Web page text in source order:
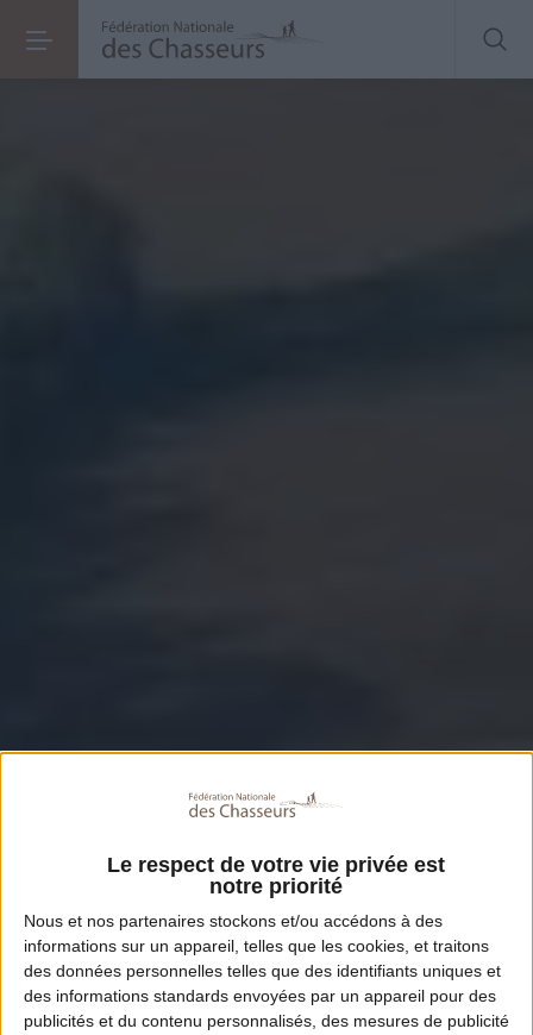
Le respect de votre vie privée est
notre priorité
Nous et nos partenaires stockons et/ou accédons à des
informations sur un appareil, telles que les cookies, et traitons
des données personnelles telles que des identifiants uniques et
des informations standards envoyées par un appareil pour des
publicités et du contenu personnalisés, des mesures de publicité